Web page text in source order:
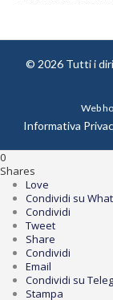
© 2026 Tutti i
Web
Informativa
0
Shares
Love
Condividi su
Condividi
Tweet
Share
Condividi
Email
Condividi su
Stampa